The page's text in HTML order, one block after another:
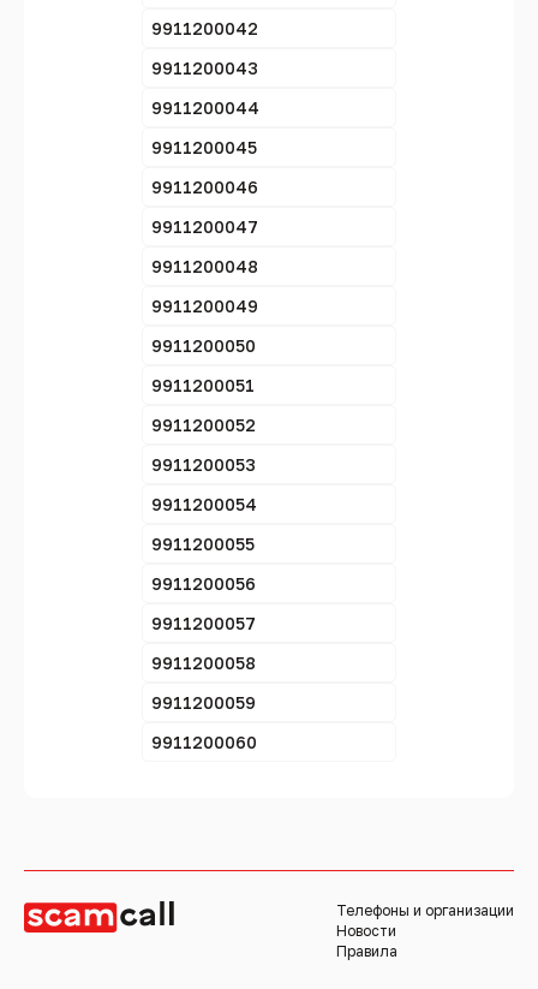
9911200042
9911200043
9911200044
9911200045
9911200046
9911200047
9911200048
9911200049
9911200050
9911200051
9911200052
9911200053
9911200054
9911200055
9911200056
9911200057
9911200058
9911200059
9911200060
Телефоны и организации
Новости
Правила